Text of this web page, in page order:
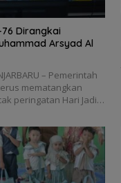
Dirangkai
Arsyad Al
– Pemerintah
mematangkan
peringatan Hari Jadi…